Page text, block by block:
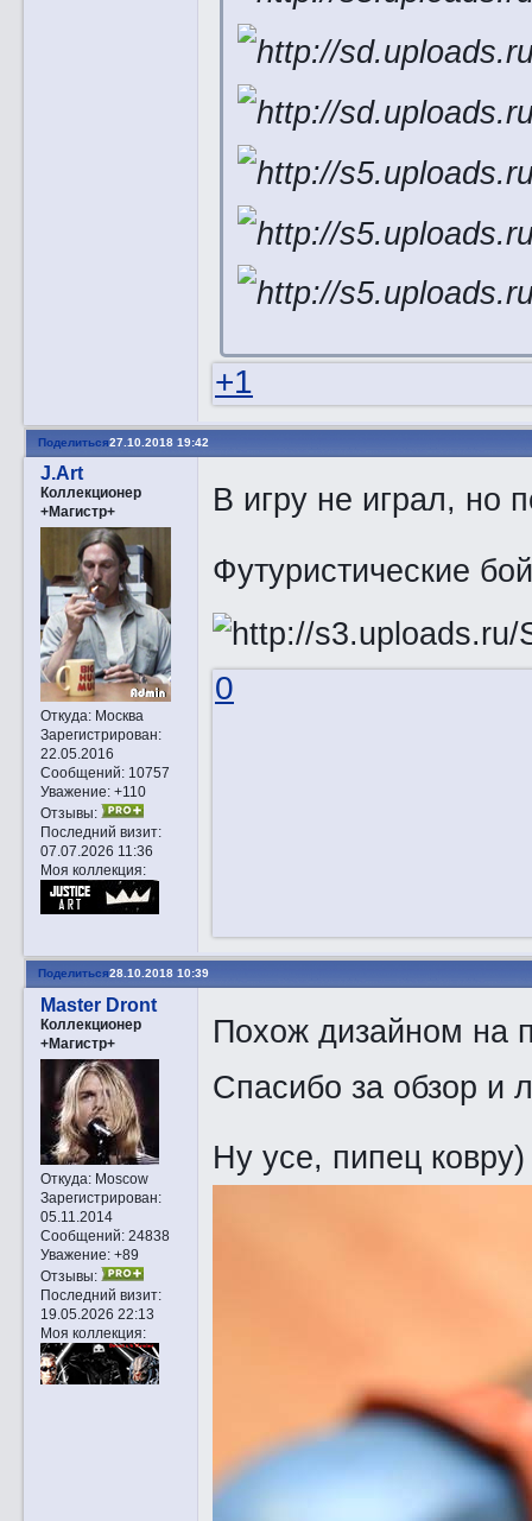
+1
Поделиться27.10.2018 19:42
J.Art
Коллекционер
+Магистр+
Откуда:Москва
Зарегистрирован:
22.05.2016
Сообщений:10757
Уважение: +110
Отзывы:
Последний визит:
07.07.2026 11:36
Моя коллекция:
В игру не играл, но
Футуристические
0
Поделиться28.10.2018 10:39
Master Dront
Коллекционер
+Магистр+
Откуда:Moscow
Зарегистрирован:
05.11.2014
Сообщений:24838
Уважение: +89
Отзывы:
Последний визит:
19.05.2026 22:13
Моя коллекция:
Похож дизайном на
Спасибо за обзор и
Ну усе, пипец ковру)